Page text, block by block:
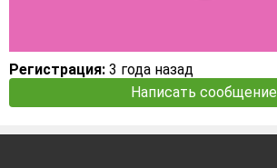
Регистрация: 3 года назад
Написать сообщение